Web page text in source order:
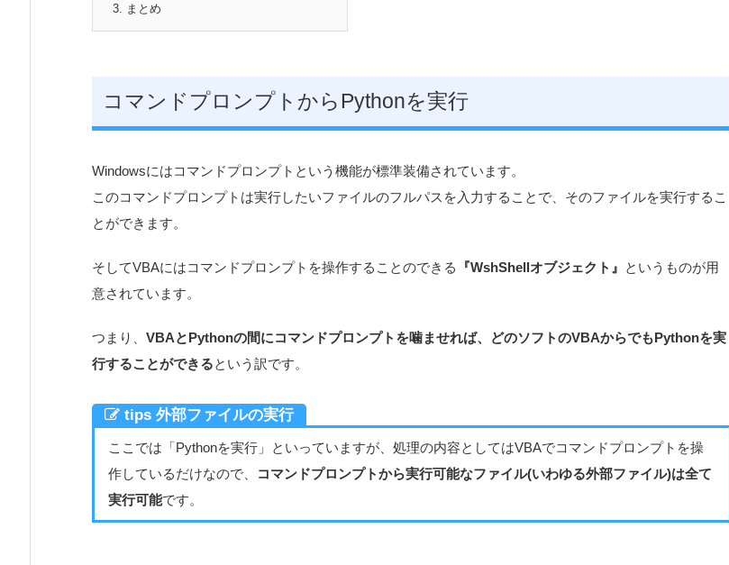
3. まとめ
コマンドプロンプトからPythonを実行
Windowsにはコマンドプロンプトという機能が標準装備されています。
このコマンドプロンプトは実行したいファイルのフルパスを入力することで、そのファイルを実行するこ
とができます。
そしてVBAにはコマンドプロンプトを操作することのできる 『WshShellオブジェクト』 というものが用
意されています。
つまり、 VBAとPythonの間にコマンドプロンプトを噛ませれば、どのソフトのVBAからでもPythonを実
行することができるという訳です。
tips 外部ファイルの実行
ここでは「Pythonを実行」といっていますが、処理の内容としてはVBAでコマンドプロンプトを操
作しているだけなので、 コマンドプロンプトから実行可能なファイル(いわゆる外部ファイル)は全て
実行可能です。